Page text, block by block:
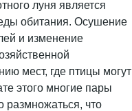
луня является
обитания. Осушение
и изменение
мест, где птицы могут
этого многие пары
размножаться, что